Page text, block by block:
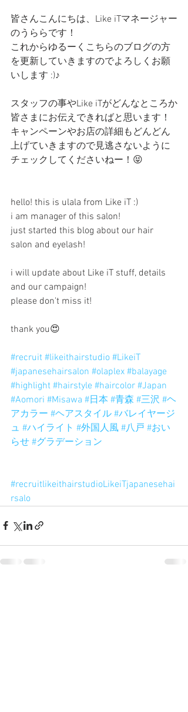
皆さんこんにちは、Like iTマネージャー
のうららです！
これからゆるーくこちらのブログの方
を更新していきますのでよろしくお願
いします :)♪
スタッフの事やLike iTがどんなところか
皆さまにお伝えできればと思います！
キャンペーンやお店の詳細もどんどん
上げていきますので見逃さないように
チェックしてくださいねー！😝
hello! this is ulala from Like iT :)
i am manager of this salon!
just started this blog about our hair
salon and eyelash!
i will update about Like iT stuff, details
and our campaign!
please don't miss it!
thank you😍
#recruit #likeithairstudio #LikeiT
#japanesehairsalon #olaplex #balayage
#highlight #hairstyle #haircolor #Japan
#Aomori #Misawa #日本 #青森 #三沢 #ヘ
アカラー #ヘアスタイル #バレイヤージ
ュ #ハイライト #外国人風 #八戸 #おい
らせ #グラデーション
#recruitlikeithairstudioLikeiTjapanesehai
rsalo